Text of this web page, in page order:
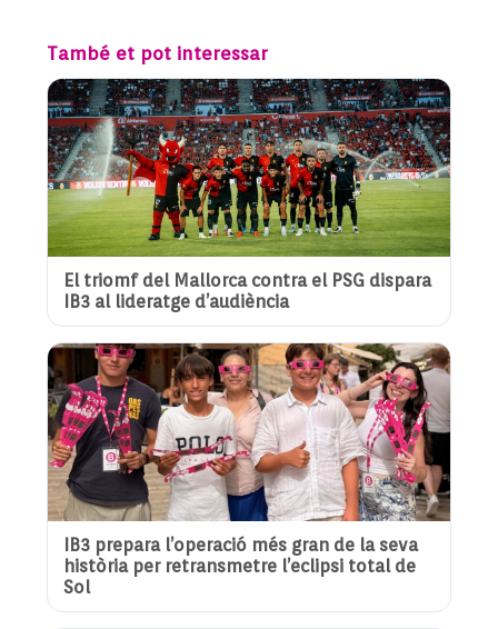
També et pot interessar
El triomf del Mallorca contra el PSG dispara
IB3 al lideratge d’audiència
IB3 prepara l’operació més gran de la seva
història per retransmetre l’eclipsi total de
Sol